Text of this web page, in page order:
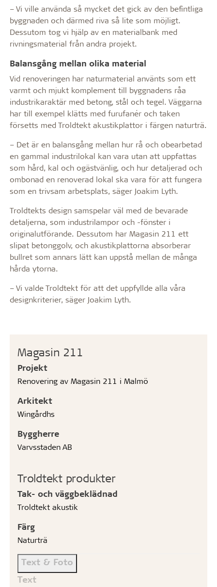
Magasin 211
Projekt
Renovering av Magasin 211 i Malmö
Arkitekt
Wingårdhs
Byggherre
Varvsstaden AB
Troldtekt produkter
Tak- och väggbeklädnad
Troldtekt akustik
Färg
Naturträ
Text & Foto
Text
– Vi ville använda så mycket det gick av den befintliga
byggnaden och därmed riva så lite som möjligt.
Dessutom tog vi hjälp av en materialbank med
rivningsmaterial från andra projekt.
Balansgång mellan olika material
Vid renoveringen har naturmaterial använts som ett
varmt och mjukt komplement till byggnadens råa
industrikaraktär med betong, stål och tegel. Väggarna
har till exempel klätts med furufanér och taken
försetts med Troldtekt akustikplattor i färgen naturträ.
– Det är en balansgång mellan hur rå och obearbetad
en gammal industrilokal kan vara utan att uppfattas
som hård, kal och ogästvänlig, och hur detaljerad och
ombonad en renoverad lokal ska vara för att fungera
som en trivsam arbetsplats, säger Joakim Lyth.
Troldtekts design samspelar väl med de bevarade
detaljerna, som industrilampor och -fönster i
originalutförande. Dessutom har Magasin 211 ett
slipat betonggolv, och akustikplattorna absorberar
bullret som annars lätt kan uppstå mellan de många
hårda ytorna.
– Vi valde Troldtekt för att det uppfyllde alla våra
designkriterier, säger Joakim Lyth.